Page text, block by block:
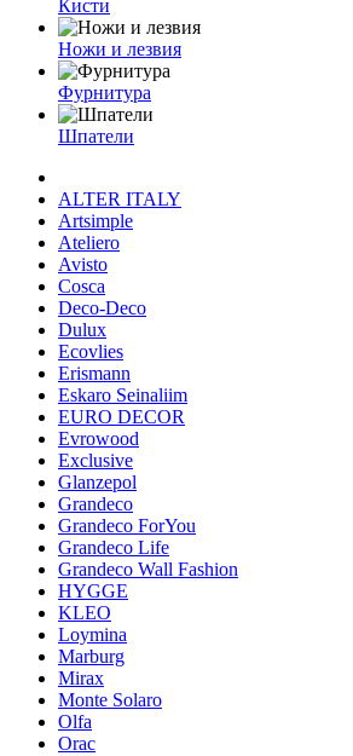
Кисти
Ножи и лезвия
Фурнитура
Шпатели
ALTER ITALY
Artsimple
Ateliero
Avisto
Cosca
Deco-Deco
Dulux
Ecovlies
Erismann
Eskaro Seinaliim
EURO DECOR
Evrowood
Exclusive
Glanzepol
Grandeco
Grandeco ForYou
Grandeco Life
Grandeco Wall Fashion
HYGGE
KLEO
Loymina
Marburg
Mirax
Monte Solaro
Olfa
Orac